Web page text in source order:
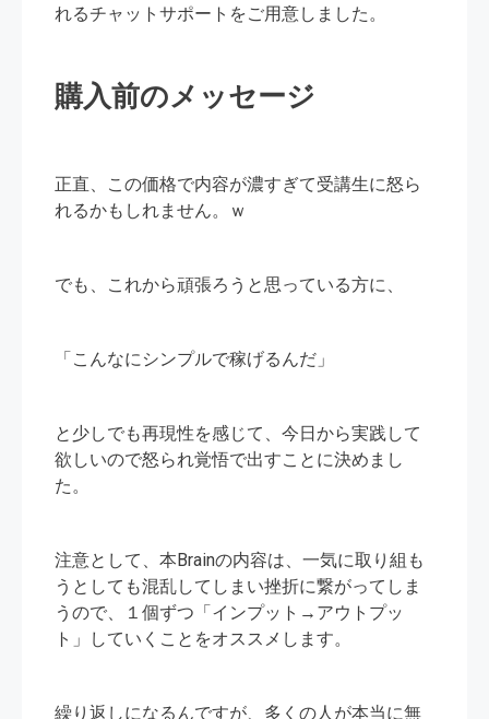
れるチャットサポートをご用意しました。
購入前のメッセージ
正直、この価格で内容が濃すぎて受講生に怒ら
れるかもしれません。ｗ
でも、これから頑張ろうと思っている方に、
「こんなにシンプルで稼げるんだ」
と少しでも再現性を感じて、今日から実践して
欲しいので怒られ覚悟で出すことに決めまし
た。
注意として、本Brainの内容は、一気に取り組も
うとしても混乱してしまい挫折に繋がってしま
うので、１個ずつ「インプット→アウトプッ
ト」していくことをオススメします。
繰り返しになるんですが、多くの人が本当に無